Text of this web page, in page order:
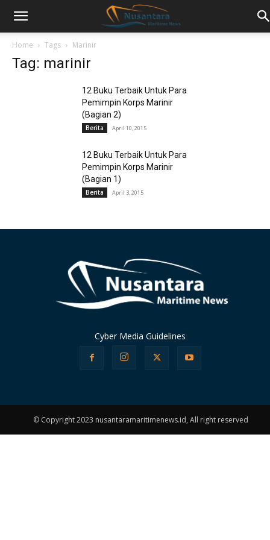
Home Tags Marinir
Tag: marinir
12 Buku Terbaik Untuk Para
Pemimpin Korps Marinir
(Bagian 2)
Berita April 10, 2015
12 Buku Terbaik Untuk Para
Pemimpin Korps Marinir
(Bagian 1)
Berita April 3, 2015
Cyber Media Guidelines
© Copyright 2023 nusantaramaritimenews.id, All right reserved